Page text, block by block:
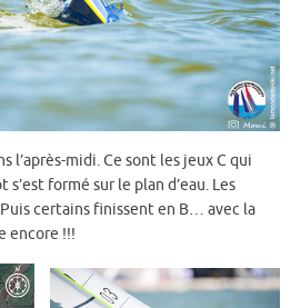
l’après-midi. Ce sont les jeux C qui
formé sur le plan d’eau. Les
certains finissent en B… avec la
encore !!!